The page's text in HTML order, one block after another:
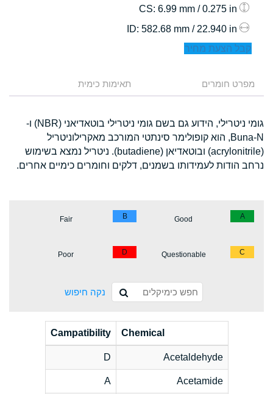
: 6.99 mm / 0.275 in
: 582.68 mm / 22.940 in
קבל הצעת מחיר
מפרט חומרים תאימות כימית
גומי ניטרילי, הידוע גם בשם גומי ניטרילי בוטאדיאני (NBR) ו-
Buna-N, הוא קופולימר סינתטי המורכב מאקרילוניטריל
(acrylonitrile) ובוטאדיאן (butadiene). ניטריל נמצא בשימוש
נרחב הודות לעמידותו בשמנים, דלקים וחומרים כימיים אחרים.
A
Good
B
Fair
C
Questionable
D
Poor
נקה חיפוש
Chemical
Campatibility
Acetaldehyde
D
Acetamide
A